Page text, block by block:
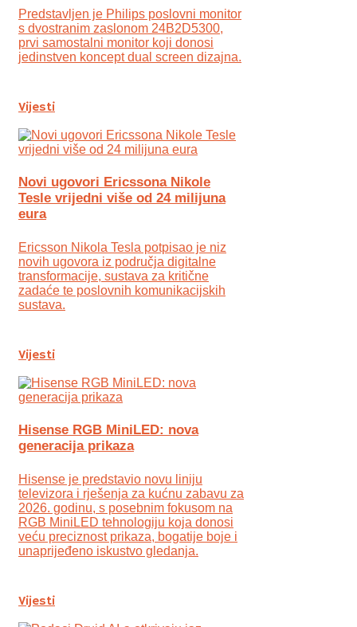
Predstavljen je Philips poslovni monitor
s dvostranim zaslonom 24B2D5300,
prvi samostalni monitor koji donosi
jedinstven koncept dual screen dizajna.
Vijesti
Novi ugovori Ericssona Nikole
Tesle vrijedni više od 24 milijuna
eura
Ericsson Nikola Tesla potpisao je niz
novih ugovora iz područja digitalne
transformacije, sustava za kritične
zadaće te poslovnih komunikacijskih
sustava.
Vijesti
Hisense RGB MiniLED: nova
generacija prikaza
Hisense je predstavio novu liniju
televizora i rješenja za kućnu zabavu za
2026. godinu, s posebnim fokusom na
RGB MiniLED tehnologiju koja donosi
veću preciznost prikaza, bogatije boje i
unaprijeđeno iskustvo gledanja.
Vijesti